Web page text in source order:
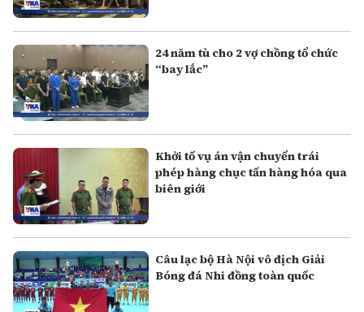
24 năm tù cho 2 vợ chồng tổ chức
“bay lắc”
Khởi tố vụ án vận chuyển trái
phép hàng chục tấn hàng hóa qua
biên giới
Câu lạc bộ Hà Nội vô địch Giải
Bóng đá Nhi đồng toàn quốc